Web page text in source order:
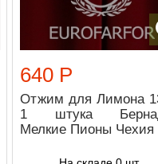
640 Р
Отжим для Лимона
1 штука
Мелкие Пионы Чехия